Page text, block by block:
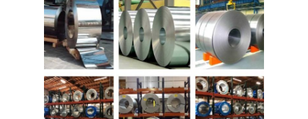
حولنا
جولة في المصنع
مراقبة الجودة
اتصل بنا